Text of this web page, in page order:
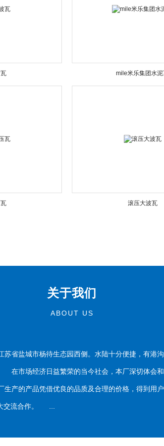
mile米乐集团水泥
滚压大波瓦
关于我们
ABOUT US
盐城市杨待生态园西侧。水陆十分便捷，有港
市场经济日益繁荣的当今社会，本厂深切体会和
的产品凭借优良的品质及合理的价格，得到用户
交流合作。 ...